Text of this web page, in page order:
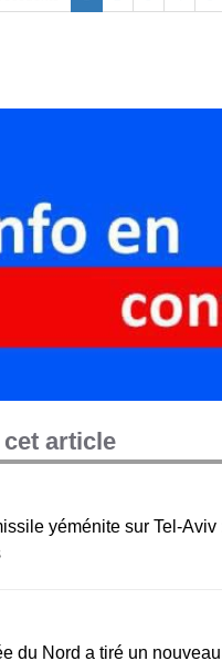
article
yéménite sur Tel-Aviv
du Nord a tiré un